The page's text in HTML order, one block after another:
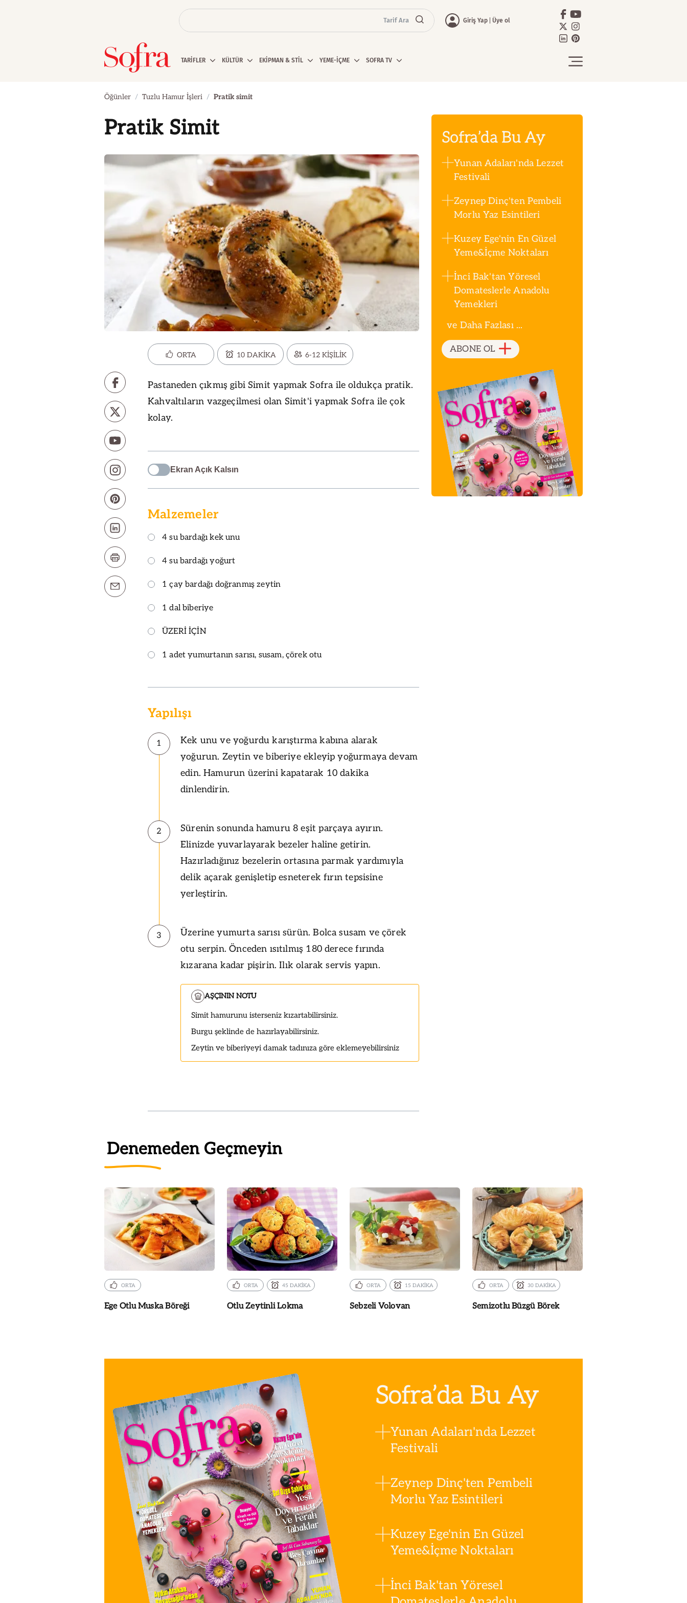
Tarif Ara Giriş Yap Üye ol
TARİFLER KÜLTÜR EKİPMAN & STİL YEME-İÇME SOFRA TV
Öğünler Tuzlu Hamur İşleri Pratik simit
Pratik Simit
ORTA 10 DAKİKA 6-12 KİŞİLİK
Pastaneden çıkmış gibi Simit yapmak Sofra ile oldukça pratik.
Kahvaltıların vazgeçilmesi olan Simit'i yapmak Sofra ile çok
kolay.
Ekran Açık Kalsın
Malzemeler
4 su bardağı kek unu
4 su bardağı yoğurt
1 çay bardağı doğranmış zeytin
1 dal biberiye
ÜZERİ İÇİN
1 adet yumurtanın sarısı, susam, çörek otu
Yapılışı
1
Kek unu ve yoğurdu karıştırma kabına alarak
yoğurun. Zeytin ve biberiye ekleyip yoğurmaya devam
edin. Hamurun üzerini kapatarak 10 dakika
dinlendirin.
2
Sürenin sonunda hamuru 8 eşit parçaya ayırın.
Elinizde yuvarlayarak bezeler haline getirin.
Hazırladığınız bezelerin ortasına parmak yardımıyla
delik açarak genişletip esneterek fırın tepsisine
yerleştirin.
3
Üzerine yumurta sarısı sürün. Bolca susam ve çörek
otu serpin. Önceden ısıtılmış 180 derece fırında
kızarana kadar pişirin. Ilık olarak servis yapın.
AŞÇININ NOTU
Simit hamurunu isterseniz kızartabilirsiniz.
Burgu şeklinde de hazırlayabilirsiniz.
Zeytin ve biberiyeyi damak tadınıza göre eklemeyebilirsiniz
Sofra’da Bu Ay
Yunan Adaları'nda Lezzet
Festivali
Zeynep Dinç'ten Pembeli
Morlu Yaz Esintileri
Kuzey Ege'nin En Güzel
Yeme&İçme Noktaları
İnci Bak'tan Yöresel
Domateslerle Anadolu
Yemekleri
ve Daha Fazlası ...
ABONE OL
Denemeden Geçmeyin
ORTA
Ege Otlu Muska Böreği
ORTA 45 DAKİKA
Otlu Zeytinli Lokma
ORTA 15 DAKİKA
Sebzeli Volovan
ORTA 30 DAKİKA
Semizotlu Büzgü Börek
Sofra’da Bu Ay
Yunan Adaları'nda Lezzet
Festivali
Zeynep Dinç'ten Pembeli
Morlu Yaz Esintileri
Kuzey Ege'nin En Güzel
Yeme&İçme Noktaları
İnci Bak'tan Yöresel